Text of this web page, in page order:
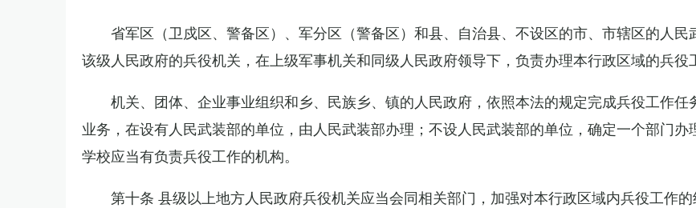
省军区（卫戍区、警备区）、军分区（警备区）和县、自治县、不设区的市、市辖区的人民
该级人民政府的兵役机关，在上级军事机关和同级人民政府领导下，负责办理本行政区域的兵役
机关、团体、企业事业组织和乡、民族乡、镇的人民政府，依照本法的规定完成兵役工作任
业务，在设有人民武装部的单位，由人民武装部办理；不设人民武装部的单位，确定一个部门办
学校应当有负责兵役工作的机构。
第十条 县级以上地方人民政府兵役机关应当会同相关部门，加强对本行政区域内兵役工作